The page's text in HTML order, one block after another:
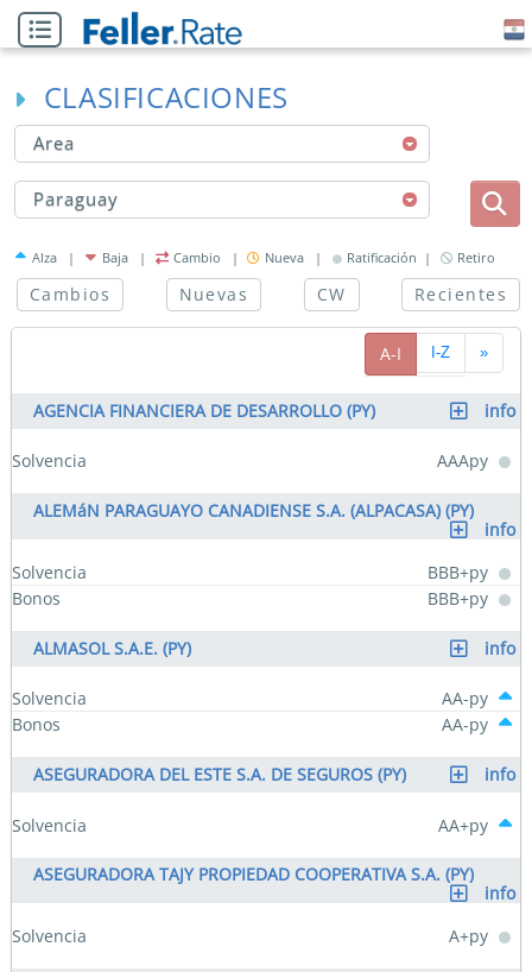
CLASIFICACIONES
Area
Paraguay
Alza | Baja | Cambio | Nueva | Ratificación | Retiro
Cambios Nuevas CW Recientes
A-I I-Z »
AGENCIA FINANCIERA DE DESARROLLO (PY) info
Solvencia AAApy
ALEMáN PARAGUAYO CANADIENSE S.A. (ALPACASA) (PY)
info
Solvencia
BBB+py
Bonos
BBB+py
ALMASOL S.A.E. (PY) info
Solvencia
AA-py
Bonos
AA-py
ASEGURADORA DEL ESTE S.A. DE SEGUROS (PY) info
Solvencia AA+py
ASEGURADORA TAJY PROPIEDAD COOPERATIVA S.A. (PY)
info
Solvencia
A+py